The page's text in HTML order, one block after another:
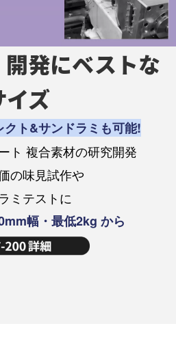
発にベストな
イズ
ト&サンドラミも可能!
ト 複合素材の研究開発
の味見試作や
ミテストに
幅・最低2kg から